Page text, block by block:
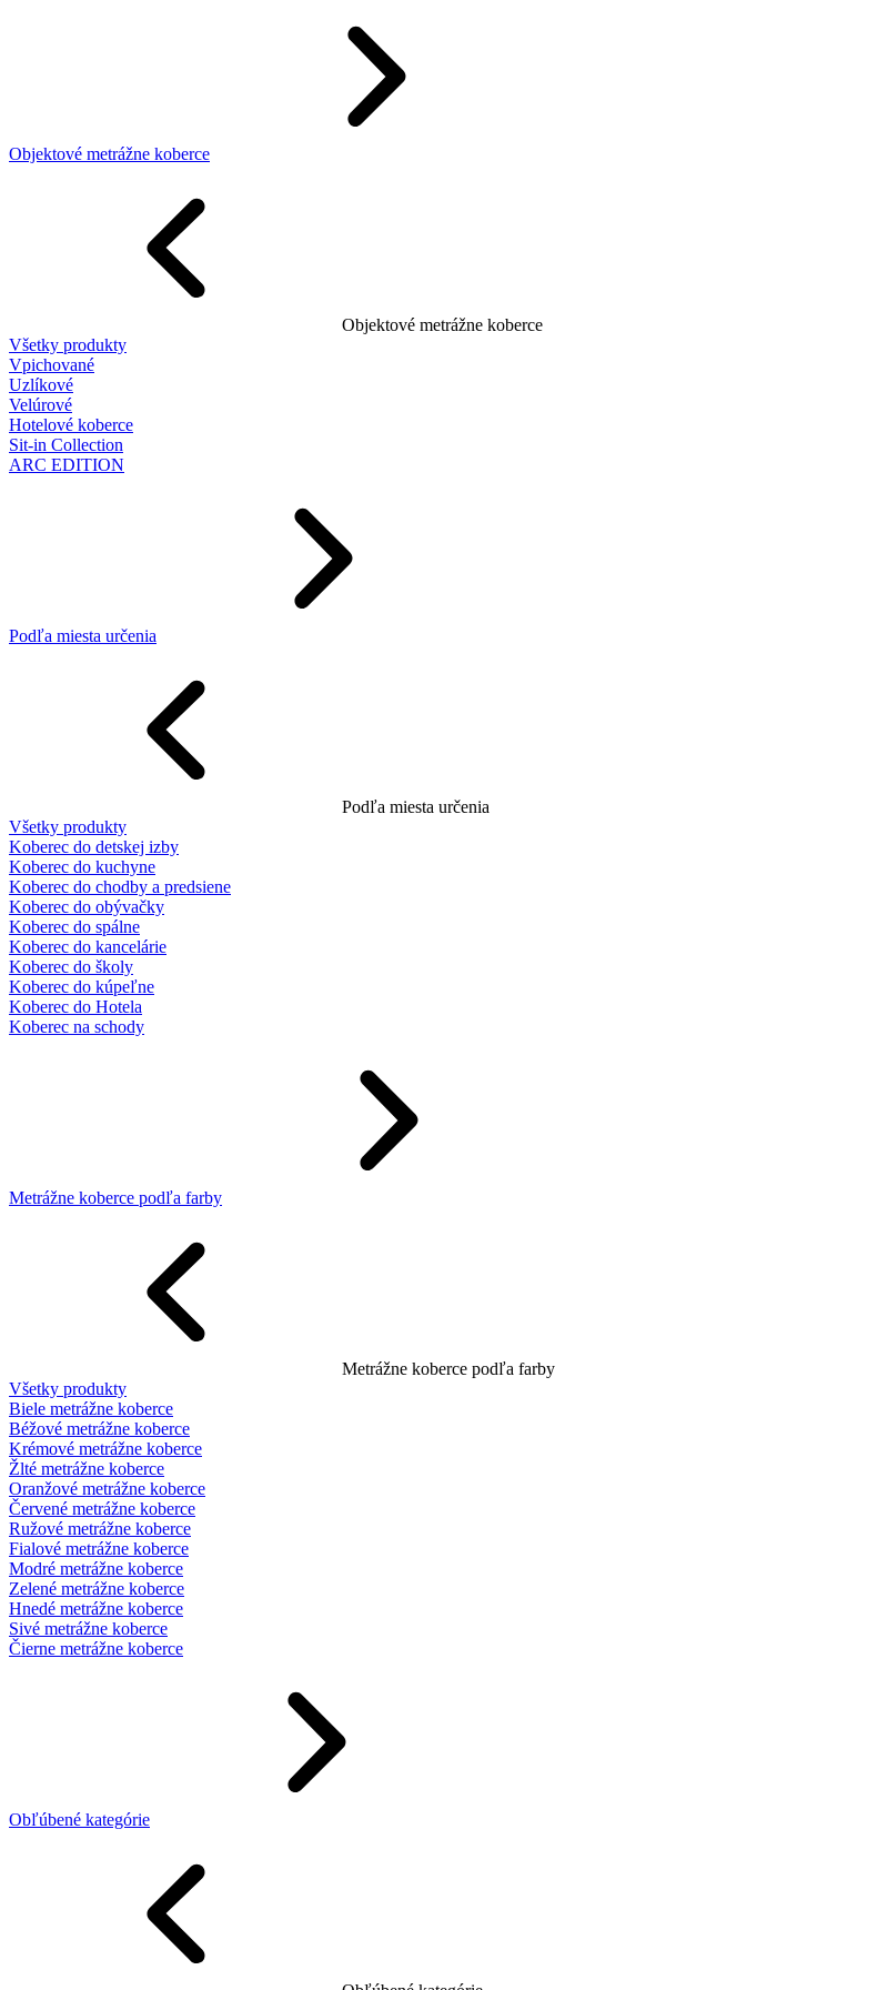
Objektové metrážne koberce
Objektové metrážne koberce
Všetky produkty
Vpichované
Uzlíkové
Velúrové
Hotelové koberce
Sit-in Collection
ARC EDITION
Podľa miesta určenia
Podľa miesta určenia
Všetky produkty
Koberec do detskej izby
Koberec do kuchyne
Koberec do chodby a predsiene
Koberec do obývačky
Koberec do spálne
Koberec do kancelárie
Koberec do školy
Koberec do kúpeľne
Koberec do Hotela
Koberec na schody
Metrážne koberce podľa farby
Metrážne koberce podľa farby
Všetky produkty
Biele metrážne koberce
Béžové metrážne koberce
Krémové metrážne koberce
Žlté metrážne koberce
Oranžové metrážne koberce
Červené metrážne koberce
Ružové metrážne koberce
Fialové metrážne koberce
Modré metrážne koberce
Zelené metrážne koberce
Hnedé metrážne koberce
Sivé metrážne koberce
Čierne metrážne koberce
Obľúbené kategórie